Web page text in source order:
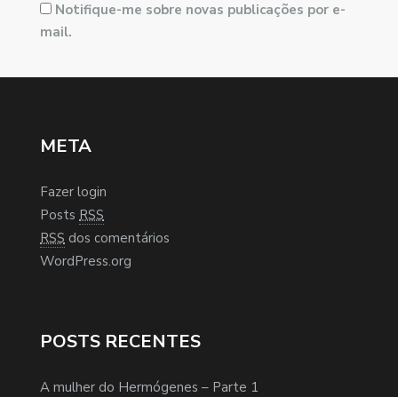
Notifique-me sobre novas publicações por e-
mail.
META
Fazer login
Posts RSS
RSS dos comentários
WordPress.org
POSTS RECENTES
A mulher do Hermógenes – Parte 1